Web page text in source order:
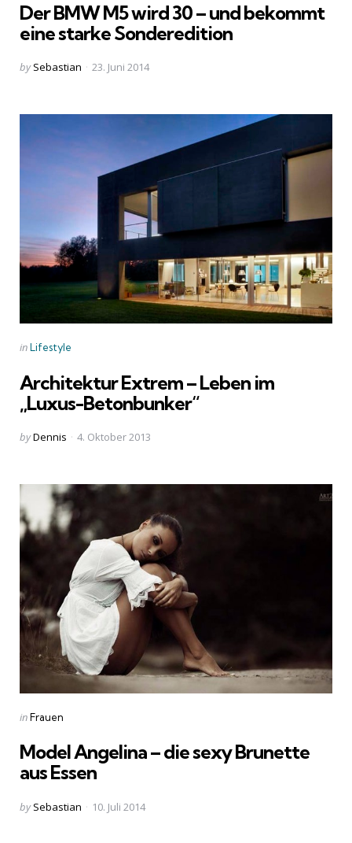
Der BMW M5 wird 30 – und bekommt
eine starke Sonderedition
Posted
by Sebastian 23. Juni 2014
Categories
Posted
inLifestyle
Architektur Extrem – Leben im
„Luxus-Betonbunker“
Posted
byDennis 4. Oktober 2013
Categories
Posted
inFrauen
Model Angelina – die sexy Brunette
aus Essen
Posted
by Sebastian 10. Juli 2014